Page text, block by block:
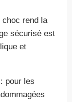
choc rend la
sécurisé est
et
: pour les